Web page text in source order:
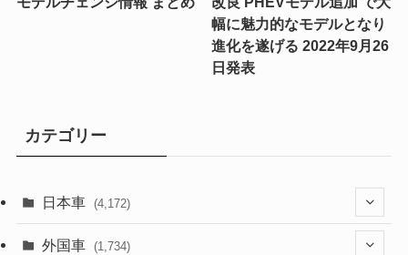
幅に魅力的なモデルとなり
進化を遂げる 2022年9月26
日発表
カテゴリー
日本車 (4,172)
(1,321)
外国車 (1,734)